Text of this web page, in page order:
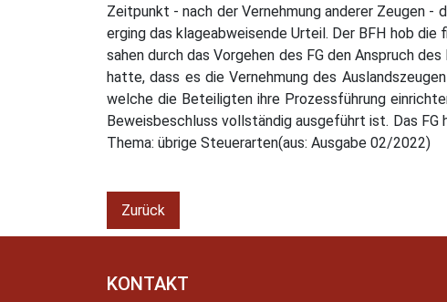
Zeitpunkt - nach der Vernehmung anderer Zeugen -
erging das klageabweisende Urteil. Der BFH hob
sahen durch das Vorgehen des FG den Anspruch
hatte, dass es die Vernehmung des
welche die Beteiligten ihre Prozessführung
Beweisbeschluss vollständig ausgeführt ist. Das
Thema: übrige Steuerarten(aus: Ausgabe 02/2022)
Zurück
KONTAKT